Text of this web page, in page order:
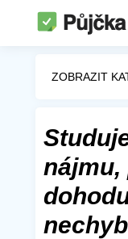
ZOBRAZIT
nájmu,